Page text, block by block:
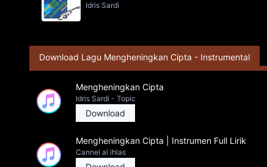
Idris Sardi
Download Lagu Mengheningkan Cipta - Instrumental
Mengheningkan Cipta
Idris Sardi - Topic
Download
Mengheningkan Cipta | Instrumen Full Lirik
Cannel al ihlas